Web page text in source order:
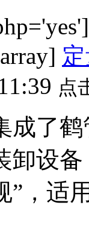
点
成了
卸设
”，适